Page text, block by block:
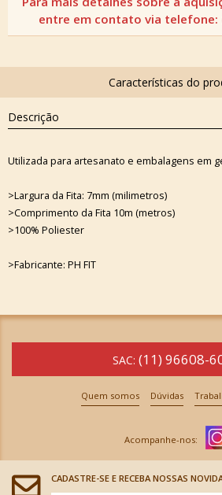
Descrição
Utilizada para artesanato e embalagens em
>Largura da Fita: 7mm (milimetros)
>Comprimento da Fita 10m (metros)
>100% Poliester
>Fabricante: PH FIT
SAC: (11) 96608-
Quem somos Dúvidas
CADASTRE-SE E RECEBA NOSSAS